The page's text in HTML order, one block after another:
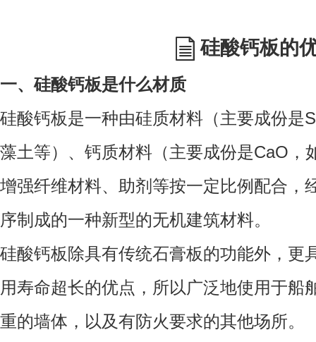
硅酸钙板的
一、硅酸钙板是什么材质
硅酸钙板是一种由硅质材料（主要成份是
藻土等）、钙质材料（主要成份是CaO，
增强纤维材料、助剂等按一定比例配合，
序制成的一种新型的无机建筑材料。
硅酸钙板除具有传统石膏板的功能外，更
用寿命超长的优点，所以广泛地使用于船
重的墙体，以及有防火要求的其他场所。